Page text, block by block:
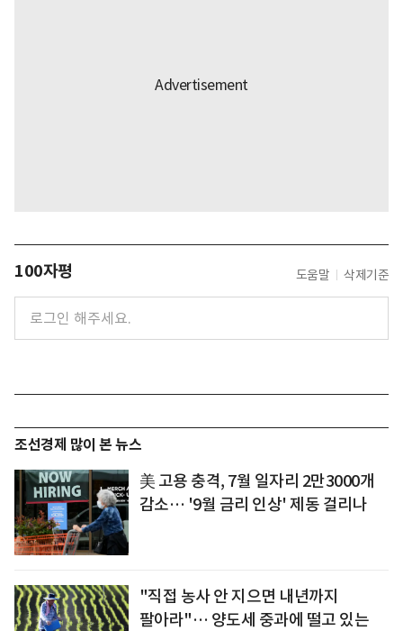
100자평 도움말 삭제기준
조선경제 많이 본 뉴스
美 고용 충격, 7월 일자리 2만3000개
감소… '9월 금리 인상' 제동 걸리나
"직접 농사 안 지으면 내년까지
팔아라"… 양도세 중과에 떨고 있는